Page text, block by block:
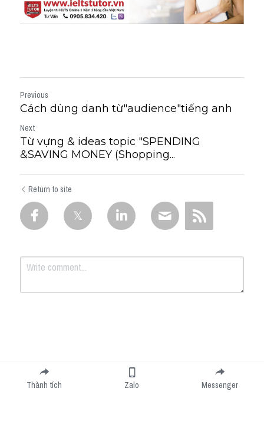
Previous
Cách dùng danh từ"audience"tiếng anh
Next
Từ vựng & ideas topic "SPENDING
&SAVING MONEY (Shopping...
Return to site
Submit
Thành tích Zalo Messenger